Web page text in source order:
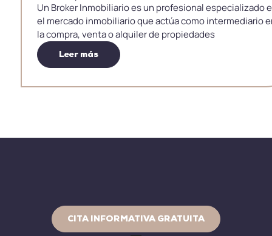
Un Broker Inmobiliario es un profesional especializado
el mercado inmobiliario que actúa como intermediario
la compra, venta o alquiler de propiedades
Leer más
CITA INFORMATIVA GRATUITA